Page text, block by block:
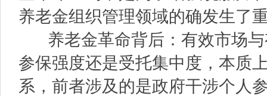
养老金组织管理领域的确发生了
养老金革命背后：有效市场与
参保强度还是受托集中度，本质
系，前者涉及的是政府干涉个人